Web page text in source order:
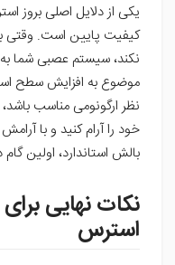
یکی از دلایل اصلی بروز
کیفیت پایین است. وقتی
نکند، سیستم عصبی شما
موضوع به افزایش سطح
نظر ارگونومی مناسب
خود را آرام کنید و با
بالش استاندارد، اولین
نکات نهایی
استرس